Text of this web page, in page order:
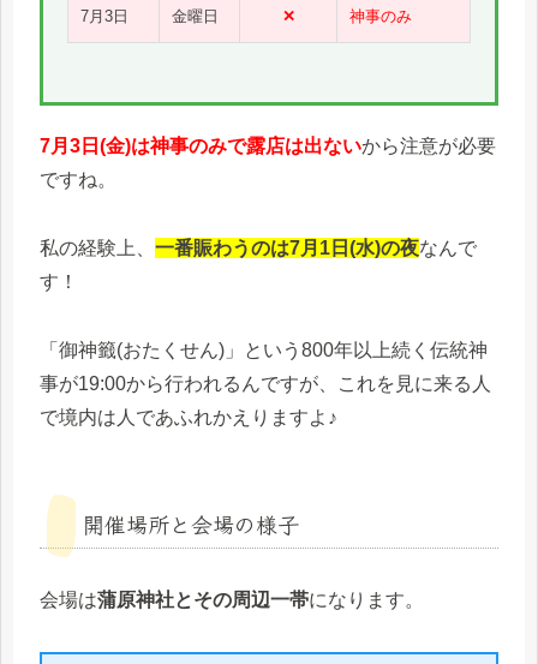
7月3日 金曜日 ✕ 神事のみ
7月3日(金)は神事のみで露店は出ないから注意が必要
ですね。
私の経験上、 一番賑わうのは7月1日(水)の夜なんで
す！
「御神籤(おたくせん)」という800年以上続く伝統神
事が19:00から行われるんですが、これを見に来る人
で境内は人であふれかえりますよ♪
開催場所と会場の様子
会場は蒲原神社とその周辺一帯になります。